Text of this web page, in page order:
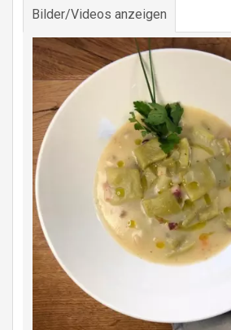
Bilder/Videos anzeigen